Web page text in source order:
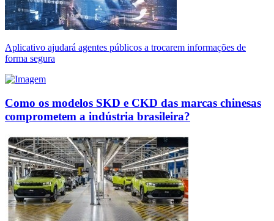
Aplicativo ajudará agentes públicos a trocarem informações de
forma segura
Como os modelos SKD e CKD das marcas chinesas
comprometem a indústria brasileira?